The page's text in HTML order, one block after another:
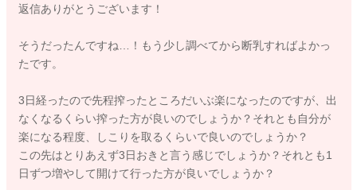
いと思います。
をされて授乳をされるときにトラブルが起こりにくくなりま
す。
えられるようになっていきますので、調整をして見ていただけ
たらと思います。
よかったら参考になさってください。
どうぞよろしくおねがいします。
返信ありがとうございます！
そうだったんですね…！もう少し調べてから断乳すればよかっ
たです。
3日経ったので先程搾ったところだいぶ楽になったのですが、出
なくなるくらい搾った方が良いのでしょうか？それとも自分が
楽になる程度、しこりを取るくらいで良いのでしょうか？
この先はとりあえず3日おきと言う感じでしょうか？それとも1
日ずつ増やして開けて行った方が良いでしょうか？